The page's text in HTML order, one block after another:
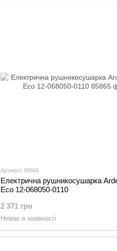
Артикул: 85865
Електрична рушникосушарка
Eco 12-068050-0110
2 371 грн
Немає в наявності